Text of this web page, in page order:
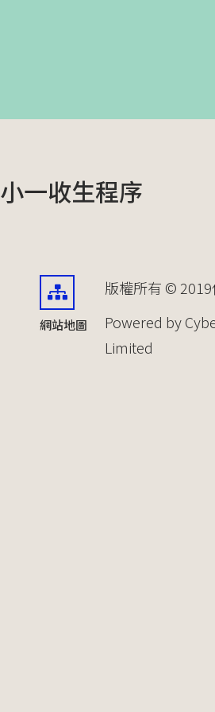
小一收生程序
網站地圖
版權所有 ©
Powered by
Limited